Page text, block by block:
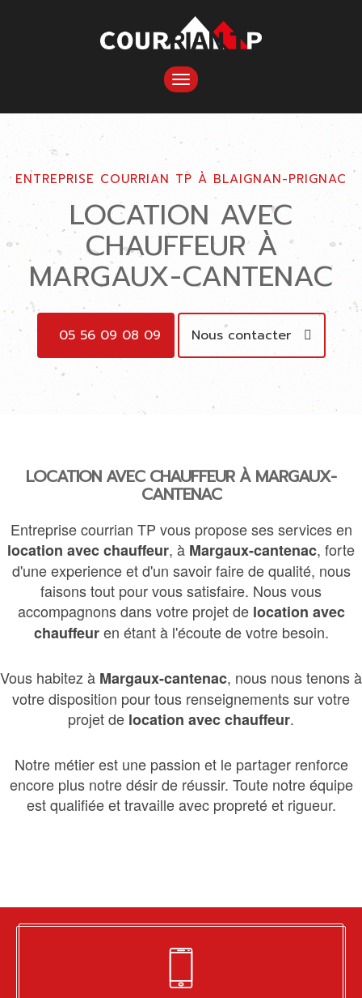
TOGGLE
NAVIGATION
ENTREPRISE COURRIAN TP À BLAIGNAN-PRIGNAC
LOCATION AVEC
CHAUFFEUR À
MARGAUX-CANTENAC
05 56 09 08 09 Nous contacter
LOCATION AVEC CHAUFFEUR À MARGAUX-
CANTENAC
Entreprise courrian TP vous propose ses services en
location avec chauffeur, à Margaux-cantenac, forte
d'une experience et d'un savoir faire de qualité, nous
faisons tout pour vous satisfaire. Nous vous
accompagnons dans votre projet de location avec
chauffeuren étant à l'écoute de votre besoin.
Vous habitez à Margaux-cantenac, nous nous tenons à
votre disposition pour tous renseignements sur votre
projet de location avec chauffeur.
Notre métier est une passion et le partager renforce
encore plus notre désir de réussir. Toute notre équipe
est qualifiée et travaille avec propreté et rigueur.